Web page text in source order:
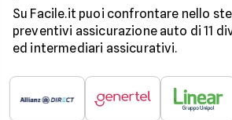
Su Facile.it puoi confrontare nello
preventivi assicurazione auto di 11
ed intermediari assicurativi.